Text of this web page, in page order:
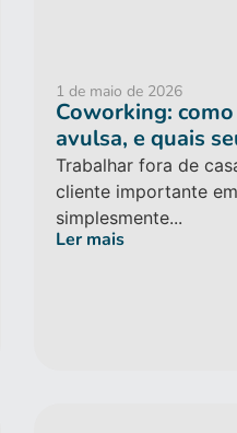
1 de maio de 2026
Coworking:
avulsa, e quais
Trabalhar fora de
cliente importante
simplesmente...
Ler mais